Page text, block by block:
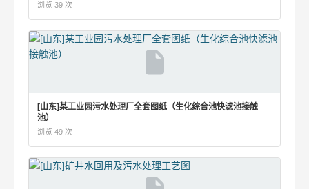
浏览 39 次
[山东]某工业园污水处理厂全套图纸（生化综合池快滤池接触
池）
浏览 49 次